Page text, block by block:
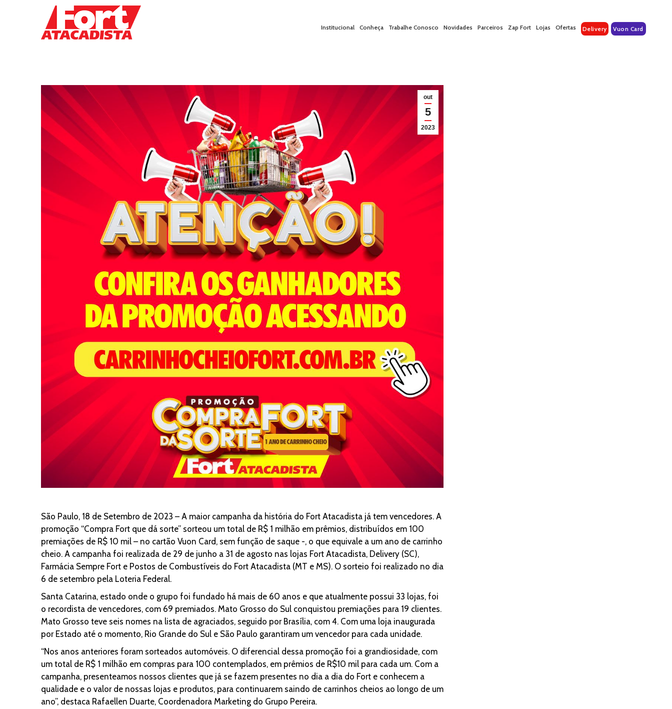
Institucional Conheça Trabalhe Conosco Novidades Parceiros Zap Fort Lojas Ofertas Delivery Vuon Card
out
5
2023
São Paulo, 18 de Setembro de 2023 – A maior campanha da história do Fort Atacadista já tem vencedores. A
promoção “Compra Fort que dá sorte” sorteou um total de R$ 1 milhão em prêmios, distribuídos em 100
premiações de R$ 10 mil – no cartão Vuon Card, sem função de saque -, o que equivale a um ano de carrinho
cheio. A campanha foi realizada de 29 de junho a 31 de agosto nas lojas Fort Atacadista, Delivery (SC),
Farmácia Sempre Fort e Postos de Combustíveis do Fort Atacadista (MT e MS). O sorteio foi realizado no dia
6 de setembro pela Loteria Federal.
Santa Catarina, estado onde o grupo foi fundado há mais de 60 anos e que atualmente possui 33 lojas, foi
o recordista de vencedores, com 69 premiados. Mato Grosso do Sul conquistou premiações para 19 clientes.
Mato Grosso teve seis nomes na lista de agraciados, seguido por Brasília, com 4. Com uma loja inaugurada
por Estado até o momento, Rio Grande do Sul e São Paulo garantiram um vencedor para cada unidade.
“Nos anos anteriores foram sorteados automóveis. O diferencial dessa promoção foi a grandiosidade, com
um total de R$ 1 milhão em compras para 100 contemplados, em prêmios de R$10 mil para cada um. Com a
campanha, presenteamos nossos clientes que já se fazem presentes no dia a dia do Fort e conhecem a
qualidade e o valor de nossas lojas e produtos, para continuarem saindo de carrinhos cheios ao longo de um
ano”, destaca Rafaellen Duarte, Coordenadora Marketing do Grupo Pereira.